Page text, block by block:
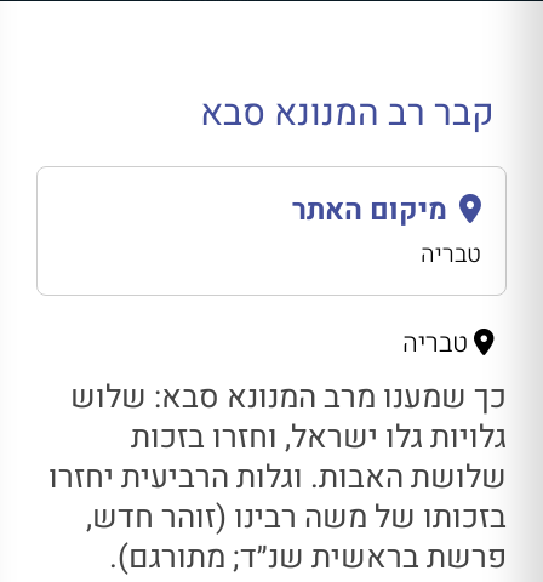
קבר רב המנונא סבא
מיקום האתר
טבריה
טבריה
כך שמענו מרב המנונא סבא: שלוש
גלויות גלו ישראל, וחזרו בזכות
שלושת האבות. וגלות הרביעית יחזרו
בזכותו של משה רבינו (זוהר חדש,
פרשת בראשית שנ״ד; מתורגם).